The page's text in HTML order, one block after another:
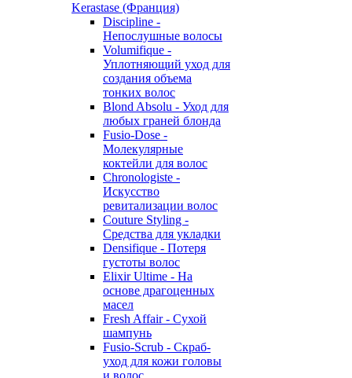
Kerastase (Франция)
Discipline -
Непослушные волосы
Volumifique -
Уплотняющий уход для
создания объема
тонких волос
Blond Absolu - Уход для
любых граней блонда
Fusio-Dose -
Молекулярные
коктейли для волос
Chronologiste -
Искусство
ревитализации волос
Couture Styling -
Средства для укладки
Densifique - Потеря
густоты волос
Elixir Ultime - На
основе драгоценных
масел
Fresh Affair - Сухой
шампунь
Fusio-Scrub - Скраб-
уход для кожи головы
и волос